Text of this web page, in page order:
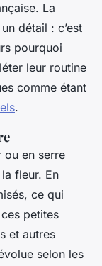
La
détail : c’est
pourquoi
leur routine
comme étant
.
ou en serre
fleur. En
ce qui
petites
et autres
selon les